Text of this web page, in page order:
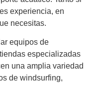
experiencia, en
necesitas.
equipos de
especializadas
una amplia variedad
de windsurfing,